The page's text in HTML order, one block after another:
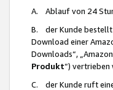
A. Ablauf von 24
B. der Kunde bestellt
Download einer
Downloads“,
Produkt“) vertrieben
C. der Kunde ruft